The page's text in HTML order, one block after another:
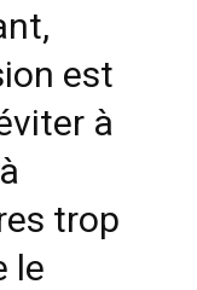
est
à
trop
le